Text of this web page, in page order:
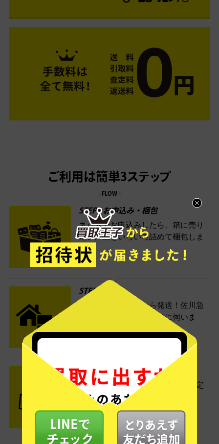
ご利用は簡単3ステップ
- FLOW -
STEP1 お申込み・梱包
ネットでお申込みしたら、箱に売り
たい商品をいろいろ詰めて梱包しま
す。
STEP2 発送
送料無料でご自宅から発送！佐川急
便がご自宅まで引き取りに伺いま
STEP3 ご入金
査定結果はメールでお知らせ。査定
結果がOKなら金額をお支払い！